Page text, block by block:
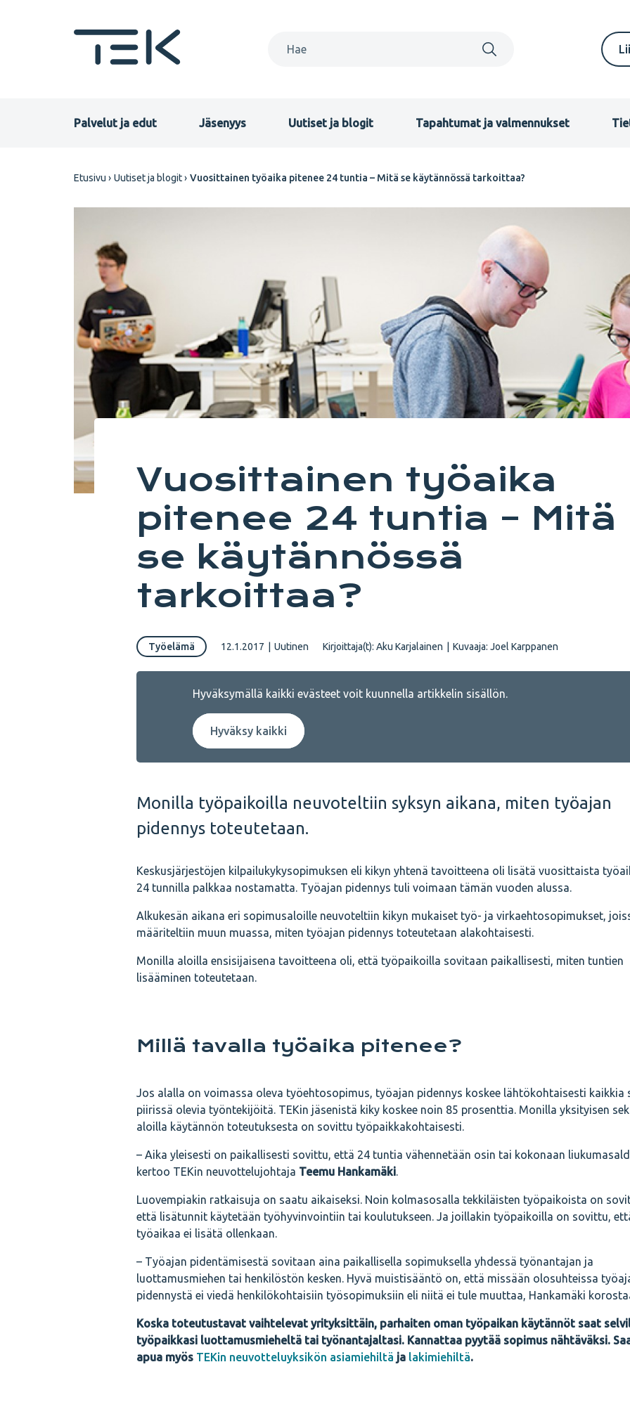
FI
Primary
Palvelut ja edut Jäsenyys Uutiset ja blogit Tapahtumat ja valmennukset
Etusivu Uutiset ja blogit Vuosittainen työaika pitenee 24 tuntia – Mitä se käytännössä tarkoittaa?
Vuosittainen työaika
pitenee 24 tuntia – Mitä
se käytännössä
tarkoittaa?
Työelämä 12.1.2017 Uutinen Kirjoittaja(t): Aku Karjalainen Kuvaaja: Joel Karppanen
Hyväksymällä kaikki evästeet voit kuunnella artikkelin sisällön.
Hyväksy kaikki
Monilla työpaikoilla neuvoteltiin syksyn aikana, miten työajan
pidennys toteutetaan.
Keskusjärjestöjen kilpailukykysopimuksen eli kikyn yhtenä tavoitteena oli lisätä vuosittaista
24 tunnilla palkkaa nostamatta. Työajan pidennys tuli voimaan tämän vuoden alussa.
Alkukesän aikana eri sopimusaloille neuvoteltiin kikyn mukaiset työ- ja virkaehtosopimukset,
määriteltiin muun muassa, miten työajan pidennys toteutetaan alakohtaisesti.
Monilla aloilla ensisijaisena tavoitteena oli, että työpaikoilla sovitaan paikallisesti, miten tuntien
lisääminen toteutetaan.
Millä tavalla työaika pitenee?
Jos alalla on voimassa oleva työehtosopimus, työajan pidennys koskee lähtökohtaisesti kaikkia
piirissä olevia työntekijöitä. TEKin jäsenistä kiky koskee noin 85 prosenttia. Monilla yksityisen
aloilla käytännön toteutuksesta on sovittu työpaikkakohtaisesti.
– Aika yleisesti on paikallisesti sovittu, että 24 tuntia vähennetään osin tai kokonaan
kertoo TEKin neuvottelujohtaja Teemu Hankamäki.
Luovempiakin ratkaisuja on saatu aikaiseksi. Noin kolmasosalla tekkiläisten työpaikoista on
että lisätunnit käytetään työhyvinvointiin tai koulutukseen. Ja joillakin työpaikoilla on sovittu,
työaikaa ei lisätä ollenkaan.
– Työajan pidentämisestä sovitaan aina paikallisella sopimuksella yhdessä työnantajan ja
luottamusmiehen tai henkilöstön kesken. Hyvä muistisääntö on, että missään olosuhteissa
pidennystä ei viedä henkilökohtaisiin työsopimuksiin eli niitä ei tule muuttaa, Hankamäki
Koska toteutustavat vaihtelevat yrityksittäin, parhaiten oman työpaikan käytännöt saat
työpaikkasi luottamusmieheltä tai työnantajaltasi. Kannattaa pyytää sopimus nähtäväksi.
apua myös TEKin neuvotteluyksikön asiamiehiltä ja lakimiehiltä.